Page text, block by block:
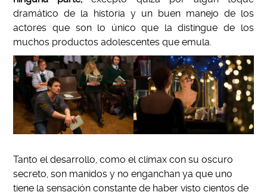
dramático de la historia y un buen manejo de los
actores que son lo único que la distingue de los
muchos productos adolescentes que emula.
Tanto el desarrollo, como el clímax con su oscuro
secreto, son manidos y no enganchan ya que uno
tiene la sensación constante de haber visto cientos de